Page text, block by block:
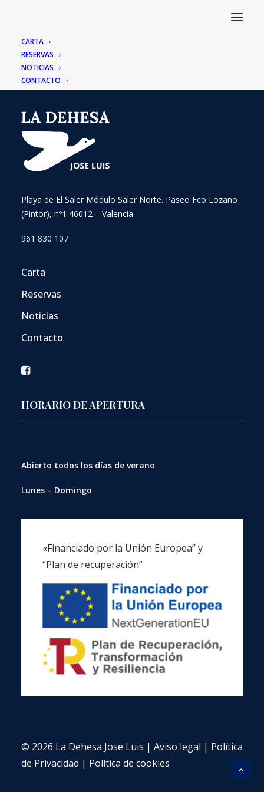
CARTA
RESERVAS
NOTICIAS
CONTACTO
Playa de El Saler Módulo Saler Norte. Paseo Fco Lozano
(Pintor), nº1 46012 – Valencia.
961 830 107
Carta
Reservas
Noticias
Contacto
HORARIO DE APERTURA
Abierto todos los días de verano
Lunes – Domingo
«Financiado por la Unión Europea” y
“Plan de recuperación”
© 2026 La Dehesa Jose Luis | Aviso legal | Política
de Privacidad | Política de cookies